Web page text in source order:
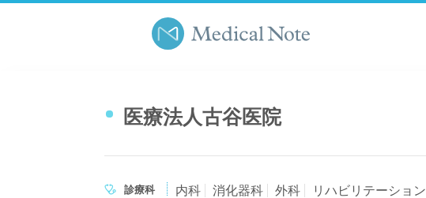
医療法人古谷医院
診療科 内科 消化器科 外科 リハビリテーション